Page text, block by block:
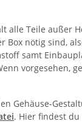
alle Teile außer
Box nötig sind,
samt
vorgesehen,
Gehäuse-
. Hier findest du